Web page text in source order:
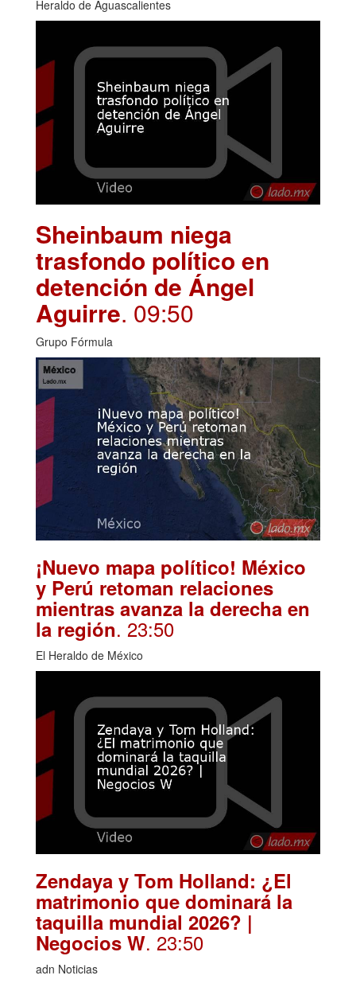
Heraldo de Aguascalientes
Sheinbaum niega
trasfondo político en
detención de Ángel
Aguirre. 09:50
Grupo Fórmula
¡Nuevo mapa político! México
y Perú retoman relaciones
mientras avanza la derecha en
la región. 23:50
El Heraldo de México
Zendaya y Tom Holland: ¿El
matrimonio que dominará la
taquilla mundial 2026? |
Negocios W. 23:50
adn Noticias